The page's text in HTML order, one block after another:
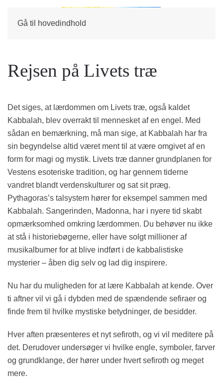
Gå til hovedindhold
Rejsen på Livets træ
Det siges, at lærdommen om Livets træ, også kaldet
Kabbalah, blev overrakt til mennesket af en engel. Med
sådan en bemærkning, må man sige, at Kabbalah har fra
sin begyndelse altid været ment til at være omgivet af en
form for magi og mystik. Livets træ danner grundplanen for
Vestens esoteriske tradition, og har gennem tiderne
vandret blandt verdenskulturer og sat sit præg.
Pythagoras’s talsystem hører for eksempel sammen med
Kabbalah. Sangerinden, Madonna, har i nyere tid skabt
opmærksomhed omkring lærdommen. Du behøver nu ikke
at stå i historiebøgerne, eller have solgt millioner af
musikalbumer for at blive indført i de kabbalistiske
mysterier – åben dig selv og lad dig inspirere.
Nu har du muligheden for at lære Kabbalah at kende. Over
ti aftner vil vi gå i dybden med de spændende sefiraer og
finde frem til hvilke mystiske betydninger, de besidder.
Hver aften præsenteres et nyt sefiroth, og vi vil meditere på
det. Derudover undersøger vi hvilke engle, symboler, farver
og grundklange, der hører under hvert sefiroth og meget
mere.